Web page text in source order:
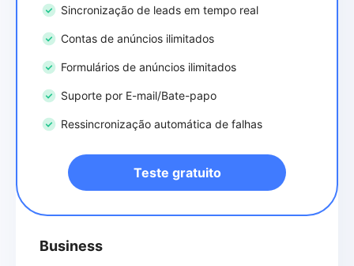
Sincronização de leads em tempo real
Contas de anúncios ilimitados
Formulários de anúncios ilimitados
Suporte por E-mail/Bate-papo
Ressincronização automática de falhas
Teste gratuito
Business